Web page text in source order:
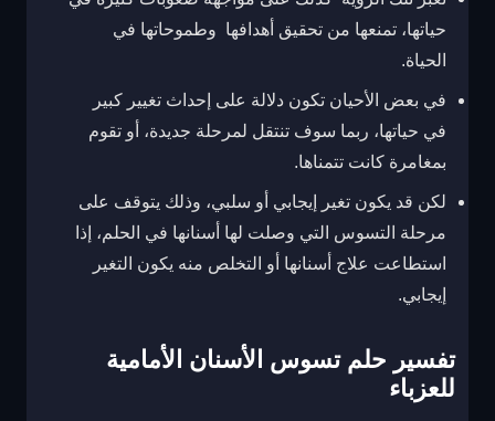
حياتها، تمنعها من تحقيق أهدافها وطموحاتها في
الحياة.
في بعض الأحيان تكون دلالة على إحداث تغيير كبير
في حياتها، ربما سوف تنتقل لمرحلة جديدة، أو تقوم
بمغامرة كانت تتمناها.
لكن قد يكون تغير إيجابي أو سلبي، وذلك يتوقف على
مرحلة التسوس التي وصلت لها أسنانها في الحلم، إذا
استطاعت علاج أسنانها أو التخلص منه يكون التغير
إيجابي.
تفسير حلم تسوس الأسنان الأمامية
للعزباء